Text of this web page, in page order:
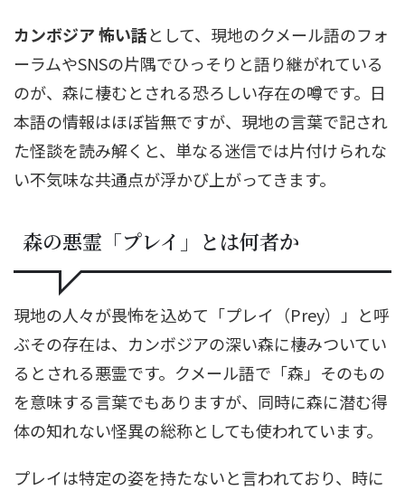
カンボジア 怖い話として、現地のクメール語のフォ
ーラムやSNSの片隅でひっそりと語り継がれている
のが、森に棲むとされる恐ろしい存在の噂です。日
本語の情報はほぼ皆無ですが、現地の言葉で記され
た怪談を読み解くと、単なる迷信では片付けられな
い不気味な共通点が浮かび上がってきます。
森の悪霊「プレイ」とは何者か
現地の人々が畏怖を込めて「プレイ（Prey）」と呼
ぶその存在は、カンボジアの深い森に棲みついてい
るとされる悪霊です。クメール語で「森」そのもの
を意味する言葉でもありますが、同時に森に潜む得
体の知れない怪異の総称としても使われています。
プレイは特定の姿を持たないと言われており、時に